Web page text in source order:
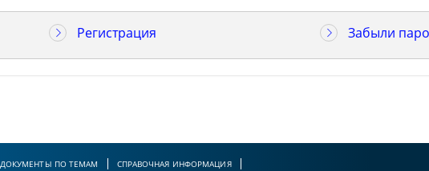
Регистрация Забыли
ДОКУМЕНТЫ ПО ТЕМАМ
СПРАВОЧНАЯ ИНФОРМАЦИЯ